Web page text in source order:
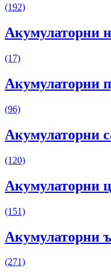
(192)
Акумулаторни
(17)
Акумулаторни
(96)
Акумулаторни
(120)
Акумулаторни
(151)
Акумулаторни
(271)